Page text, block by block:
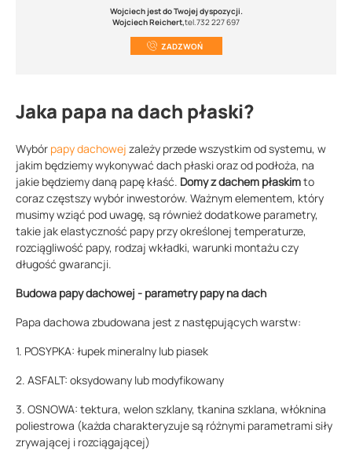
Wojciech jest do Twojej dyspozycji.
Wojciech Reichert,tel.732 227 697
ZADZWOŃ
Jaka papa na dach płaski?
Wybór papy dachowej zależy przede wszystkim od systemu, w
jakim będziemy wykonywać dach płaski oraz od podłoża, na
jakie będziemy daną papę kłaść. Domy z dachem płaskimto
coraz częstszy wybór inwestorów. Ważnym elementem, który
musimy wziąć pod uwagę, są również dodatkowe parametry,
takie jak elastyczność papy przy określonej temperaturze,
rozciągliwość papy, rodzaj wkładki, warunki montażu czy
długość gwarancji.
Budowa papy dachowej - parametry papy na dach
Papa dachowa zbudowana jest z następujących warstw:
1. POSYPKA: łupek mineralny lub piasek
2. ASFALT: oksydowany lub modyfikowany
3. OSNOWA: tektura, welon szklany, tkanina szklana, włóknina
poliestrowa (każda charakteryzuje są różnymi parametrami siły
zrywającej i rozciągającej)